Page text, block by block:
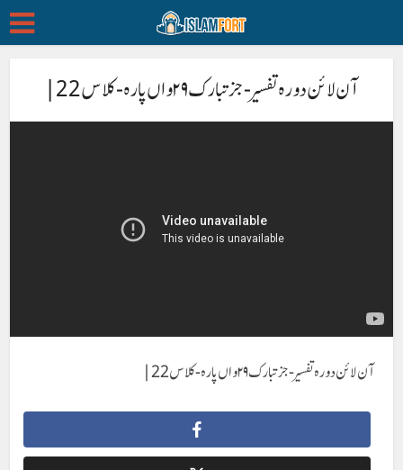
آن لائن دورہ تفسیر- جز تبارک ۲۹ واں پارہ- کلاس 22 |
آن لائن دورہ تفسیر- جز تبارک ۲۹ واں پارہ- کلاس 22 |